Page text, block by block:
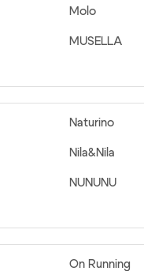
Molo
MUSELLA
Naturino
Nila&Nila
NUNUNU
On Running